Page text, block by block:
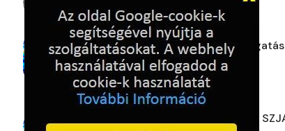
2 hónapja ezelőtt 180
Hírek / Adó 1% Bohócdoktor támogatás
2 hónapja ezelőtt 150
Hírek / Hova érdemes felajánlani az